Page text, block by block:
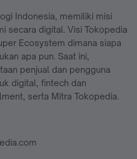
Indonesia, memiliki misi
secara digital. Visi Tokopedia
Ecosystem dimana siapa
apa pun. Saat ini,
penjual dan pengguna
digital, fintech dan
serta Mitra Tokopedia.